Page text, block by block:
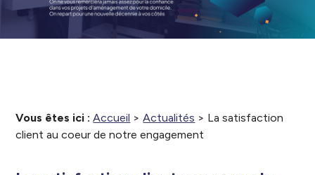
Vous êtes ici : Accueil >Actualités > La satisfaction
client au coeur de notre engagement